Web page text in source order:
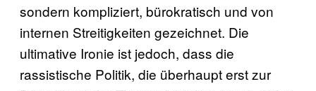
sondern kompliziert, bürokratisch und von
internen Streitigkeiten gezeichnet. Die
ultimative Ironie ist jedoch, dass die
rassistische Politik, die überhaupt erst zur